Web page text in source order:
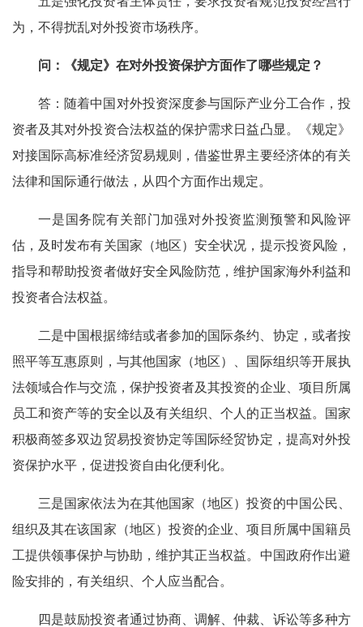
为，不得扰乱对外投资市场秩序。
问：《规定》在对外投资保护方面作了哪些规定？
答：随着中国对外投资深度参与国际产业分工合作，投
资者及其对外投资合法权益的保护需求日益凸显。《规定》
对接国际高标准经济贸易规则，借鉴世界主要经济体的有关
法律和国际通行做法，从四个方面作出规定。
一是国务院有关部门加强对外投资监测预警和风险评
估，及时发布有关国家（地区）安全状况，提示投资风险，
指导和帮助投资者做好安全风险防范，维护国家海外利益和
投资者合法权益。
二是中国根据缔结或者参加的国际条约、协定，或者按
照平等互惠原则，与其他国家（地区）、国际组织等开展执
法领域合作与交流，保护投资者及其投资的企业、项目所属
员工和资产等的安全以及有关组织、个人的正当权益。国家
积极商签多双边贸易投资协定等国际经贸协定，提高对外投
资保护水平，促进投资自由化便利化。
三是国家依法为在其他国家（地区）投资的中国公民、
组织及其在该国家（地区）投资的企业、项目所属中国籍员
工提供领事保护与协助，维护其正当权益。中国政府作出避
险安排的，有关组织、个人应当配合。
四是鼓励投资者通过协商、调解、仲裁、诉讼等多种方